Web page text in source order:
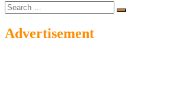
Search
…
Advertisement